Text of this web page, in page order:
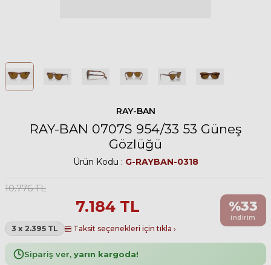
RAY-BAN
RAY-BAN 0707S 954/33 53 Güneş
Gözlüğü
Ürün Kodu : G-RAYBAN-0318
10.776TL
7.184 TL
3 x 2.395 TL Taksit seçenekleri için tıkla
%33
indirim
Sipariş ver, yarın kargoda!